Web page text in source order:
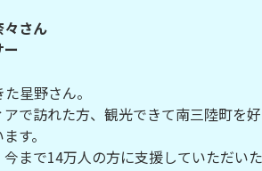
々さん
星野さん。
で訪れた方、観光できて南三陸町
す。
まで14万人の方に支援していただ